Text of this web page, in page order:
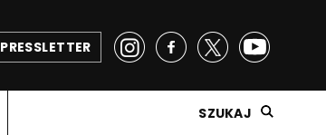
PRESSLETTER
SZUKAJ